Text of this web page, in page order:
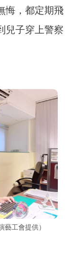
悔，都定期飛
兒子穿上警察
工會提供）